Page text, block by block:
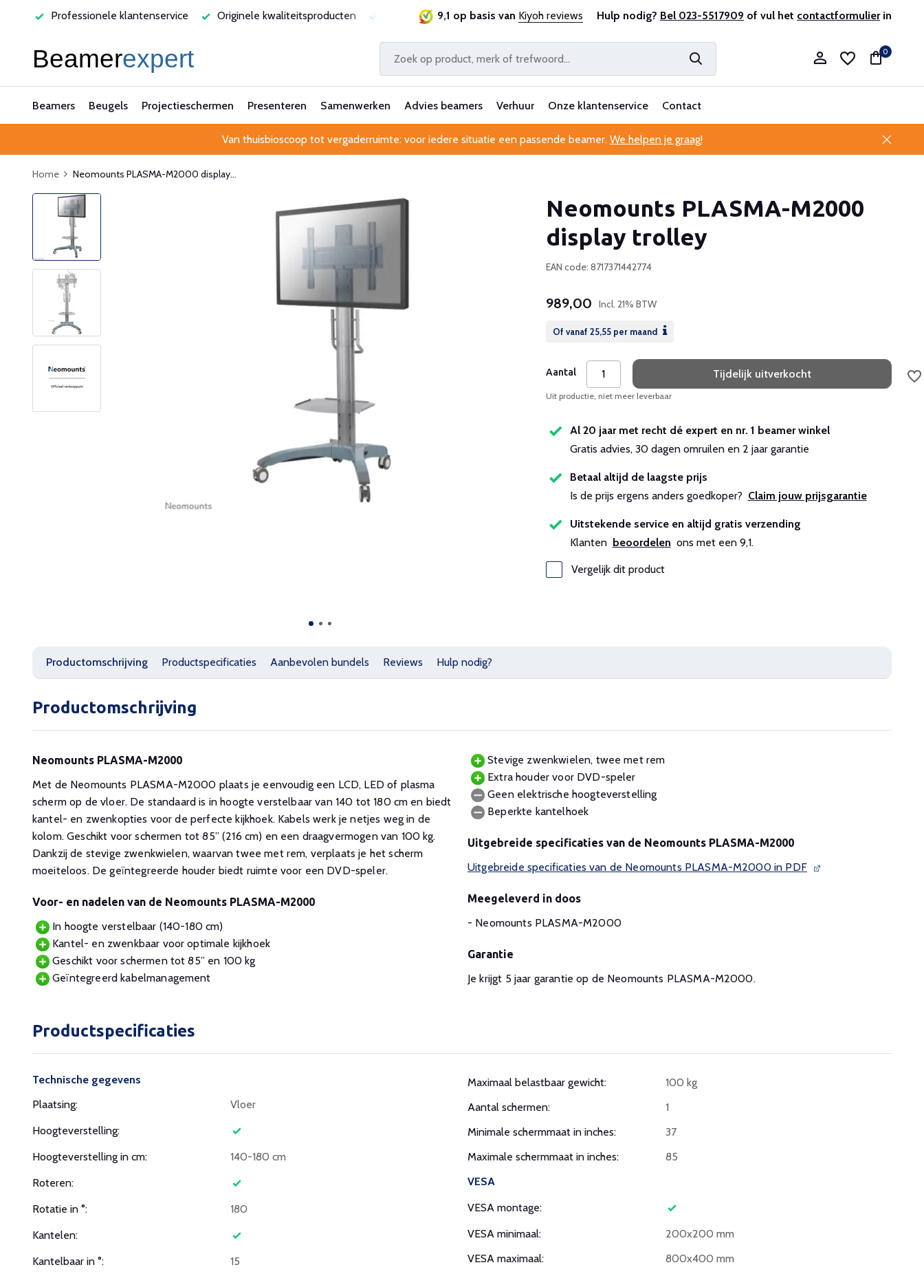
Originele kwaliteitsproducten Laagste prijsgarantie Al 25 jaar betrouwbaar en ervaren Professionele klantenservice
9,1 op basis van Kiyoh reviews Hulp nodig? Bel 023-5517909 of vul het contactformulierin
Account aanmaken
0
Beamers Beugels Projectieschermen Presenteren Samenwerken Advies beamers Verhuur Onze klantenservice Contact
Van thuisbioscoop tot vergaderruimte: voor iedere situatie een passende beamer. We helpen je graag!
Home Neomounts PLASMA-M2000 display...
Neomounts PLASMA-M2000
display trolley
EAN code: 8717371442774
989,00 Incl. 21% BTW
Of vanaf 25,55per maand
Aantal Tijdelijk uitverkocht
Uit productie, niet meer leverbaar
Al 20 jaar met recht dé expert en nr. 1 beamer winkel
Gratis advies, 30 dagen omruilen en 2 jaar garantie
Betaal altijd de laagste prijs
Is de prijs ergens anders goedkoper? Claim jouw prijsgarantie
Uitstekende service en altijd gratis verzending
Klanten beoordelen ons met een 9,1.
Vergelijk dit product
Productomschrijving Productspecificaties Aanbevolen bundels Reviews Hulp nodig?
Productomschrijving
Neomounts PLASMA-M2000
Met de Neomounts PLASMA-M2000 plaats je eenvoudig een LCD, LED of plasma
scherm op de vloer. De standaard is in hoogte verstelbaar van 140 tot 180 cm en biedt
kantel- en zwenkopties voor de perfecte kijkhoek. Kabels werk je netjes weg in de
kolom. Geschikt voor schermen tot 85” (216 cm) en een draagvermogen van 100 kg.
Dankzij de stevige zwenkwielen, waarvan twee met rem, verplaats je het scherm
moeiteloos. De geïntegreerde houder biedt ruimte voor een DVD-speler.
Voor- en nadelen van de Neomounts PLASMA-M2000
In hoogte verstelbaar (140-180 cm)
Kantel- en zwenkbaar voor optimale kijkhoek
Geschikt voor schermen tot 85” en 100 kg
Geïntegreerd kabelmanagement
Stevige zwenkwielen, twee met rem
Extra houder voor DVD-speler
Geen elektrische hoogteverstelling
Beperkte kantelhoek
Uitgebreide specificaties van de Neomounts PLASMA-M2000
Uitgebreide specificaties van de Neomounts PLASMA-M2000 in PDF
Meegeleverd in doos
- Neomounts PLASMA-M2000
Garantie
Je krijgt 5 jaar garantie op de Neomounts PLASMA-M2000.
Productspecificaties
Technische gegevens
Plaatsing:
Vloer
Hoogteverstelling:
Hoogteverstelling in cm:
140-180 cm
Roteren:
Rotatie in °:
180
Kantelen:
Kantelbaar in °:
15
Maximaal belastbaar gewicht:
100 kg
Aantal schermen:
1
Minimale schermmaat in inches:
37
Maximale schermmaat in inches:
85
VESA
VESA montage:
VESA minimaal:
200x200 mm
VESA maximaal:
800x400 mm